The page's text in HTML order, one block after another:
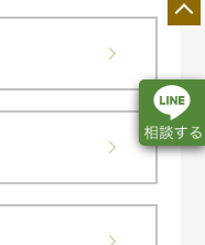
カタログ請求